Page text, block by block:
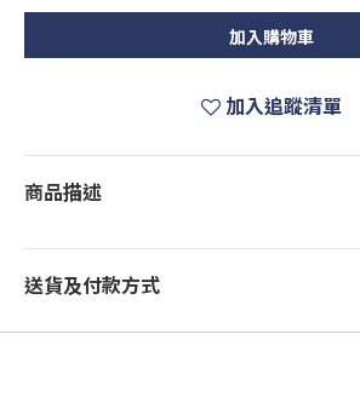
加入購物車
加入追蹤清單
商品描述
送貨及付款方式